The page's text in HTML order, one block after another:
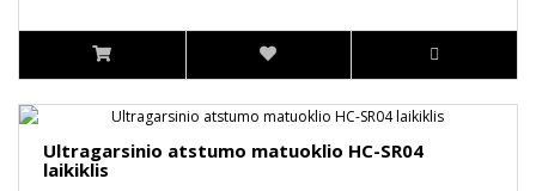
Ultragarsinio atstumo matuoklio HC-SR04
laikiklis